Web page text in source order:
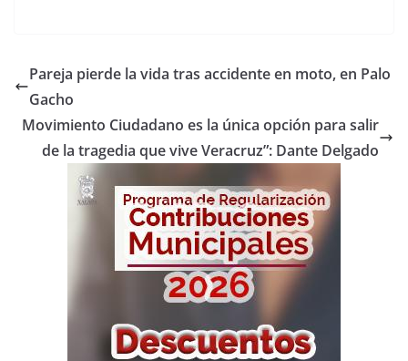
Pareja pierde la vida tras accidente en moto, en Palo
Gacho
Movimiento Ciudadano es la única opción para salir
de la tragedia que vive Veracruz”: Dante Delgado